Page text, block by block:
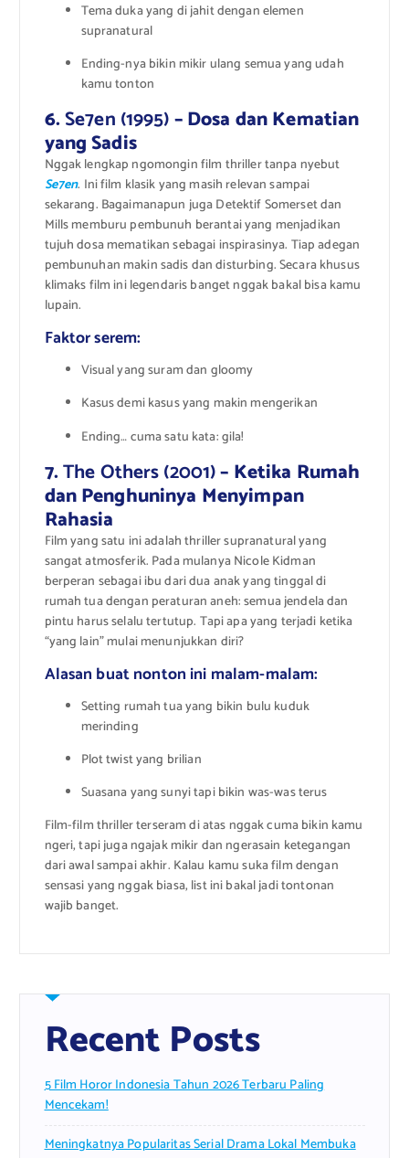
Tema duka yang di jahit dengan elemen
supranatural
Ending-nya bikin mikir ulang semua yang udah
kamu tonton
6.Se7en (1995)– Dosa dan Kematian
yang Sadis
Nggak lengkap ngomongin film thriller tanpa nyebut
Se7en. Ini film klasik yang masih relevan sampai
sekarang. Bagaimanapun juga Detektif Somerset dan
Mills memburu pembunuh berantai yang menjadikan
tujuh dosa mematikan sebagai inspirasinya. Tiap adegan
pembunuhan makin sadis dan disturbing. Secara khusus
klimaks film ini legendaris banget nggak bakal bisa kamu
lupain.
Faktor serem:
Visual yang suram dan gloomy
Kasus demi kasus yang makin mengerikan
Ending… cuma satu kata: gila!
7.The Others (2001)– Ketika Rumah
dan Penghuninya Menyimpan
Rahasia
Film yang satu ini adalah thriller supranatural yang
sangat atmosferik. Pada mulanya Nicole Kidman
berperan sebagai ibu dari dua anak yang tinggal di
rumah tua dengan peraturan aneh: semua jendela dan
pintu harus selalu tertutup. Tapi apa yang terjadi ketika
“yang lain” mulai menunjukkan diri?
Alasan buat nonton ini malam-malam:
Setting rumah tua yang bikin bulu kuduk
merinding
Plot twist yang brilian
Suasana yang sunyi tapi bikin was-was terus
Film-film thriller terseram di atas nggak cuma bikin kamu
ngeri, tapi juga ngajak mikir dan ngerasain ketegangan
dari awal sampai akhir. Kalau kamu suka film dengan
sensasi yang nggak biasa, list ini bakal jadi tontonan
wajib banget.
Recent Posts
5 Film Horor Indonesia Tahun 2026 Terbaru Paling
Mencekam!
Meningkatnya Popularitas Serial Drama Lokal Membuka